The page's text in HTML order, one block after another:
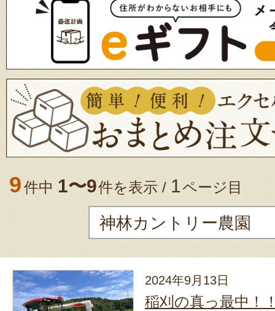
9件中 1〜9件を表示 / 1ページ目
2024年9月13日
稲刈の真っ最中！